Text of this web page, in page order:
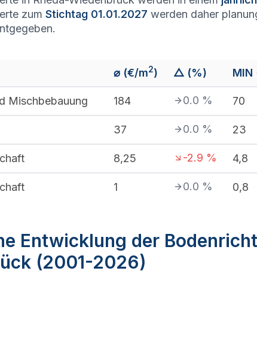
zum Stichtag 01.01.2027 werden daher
⌀ (€/m2) △ (%) MIN
Mischbebauung 184 0.0 % 70
37 0.0 % 23
8,25 -2.9 % 4,8
1 0.0 % 0,8
Entwicklung der
(2001-2026)